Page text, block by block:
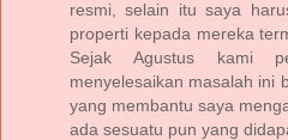
resmi, selain itu saya
properti kepada mereka
Sejak Agustus kami
menyelesaikan masalah ini
yang membantu saya
ada sesuatu pun yang